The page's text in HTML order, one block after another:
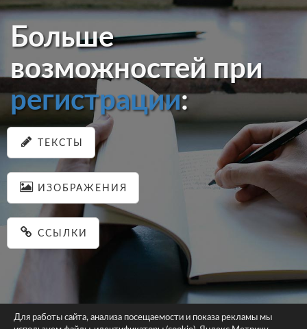
Больше
возможностей при
регистрации:
ТЕКСТЫ
ИЗОБРАЖЕНИЯ
ССЫЛКИ
Для работы сайта, анализа посещаемости и показа рекламы мы